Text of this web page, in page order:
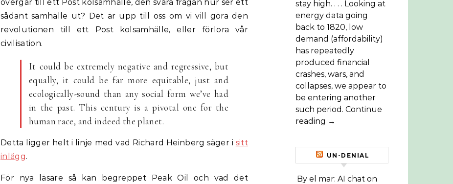
övergår till ett Post kolsamhälle, den svåra frågan hur ser ett
sådant samhälle ut? Det är upp till oss om vi vill göra den
revolutionen till ett Post kolsamhälle, eller förlora vår
civilisation.
It could be extremely negative and regressive, but
equally, it could be far more equitable, just and
ecologically-sound than any social form we’ve had
in the past. This century is a pivotal one for the
human race, and indeed the planet.
Detta ligger helt i linje med vad Richard Heinberg säger i sitt
inlägg.
För nya läsare så kan begreppet Peak Oil och vad det
stay high. . . . Looking at
energy data going
back to 1820, low
demand (affordability)
has repeatedly
produced financial
crashes, wars, and
collapses, we appear to
be entering another
such period. Continue
reading →
UN-DENIAL
By el mar: AI chat on